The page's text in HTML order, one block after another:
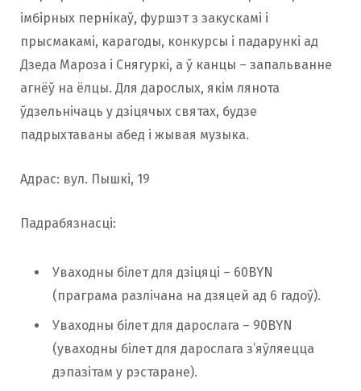
імбірных пернікаў, фуршэт з закускамі і
прысмакамі, карагоды, конкурсы і падарункі ад
Дзеда Мароза і Снягуркі, а ў канцы – запальванне
агнёў на ёлцы. Для дарослых, якім лянота
ўдзельнічаць у дзіцячых святах, будзе
падрыхтаваны абед і жывая музыка.
Адрас: вул. Пышкі, 19
Падрабязнасці:
Уваходны білет для дзіцяці – 60BYN
(праграма разлічана на дзяцей ад 6 гадоў).
Уваходны білет для дарослага – 90BYN
(уваходны білет для дарослага з’яўляецца
дэпазітам у рэстаране).